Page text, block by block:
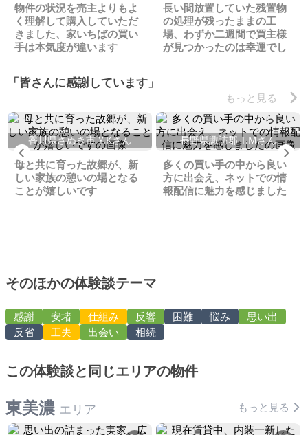
物件の状況を売主よりもよ
く理解して購入していただ
きました、家いちばの買い
手は本気度が違います
長い間放置していた残置物
の処理が残ったままの工
場、わずか二週間で買主様
が見つかったのは幸運でし
「皆さんに感謝しています」
もっと見る
Previous
香川県さぬき市 Y.Kさん
母と共に育った故郷が、新
しい家族の憩いの場となる
ことが嬉しいです
長野県諏訪郡 T.Mさん
多くの買い手の中から良い
方に出会え、ネットでの情
報配信に魅力を感じました
そのほかの体験談テーマ
感謝 安堵 仕組み 反響 困難 悩み
思い出
反省
工夫 出会い 相続
この体験談と同じエリアの物件
東美濃 エリア もっと見る